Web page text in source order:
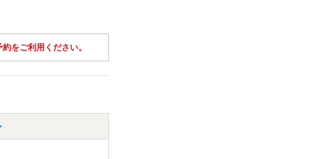
をご利用ください。